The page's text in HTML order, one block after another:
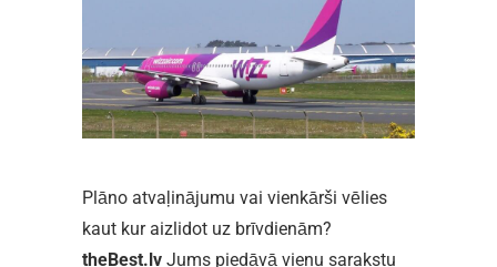
Plāno atvaļinājumu vai vienkārši vēlies
kaut kur aizlidot uz brīvdienām?
theBest.lv Jums piedāvā vienu sarakstu